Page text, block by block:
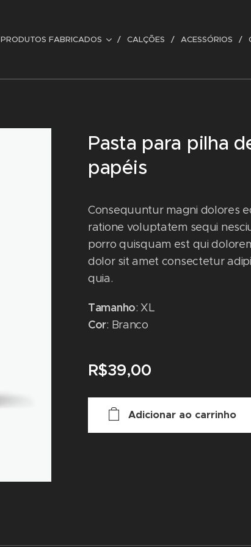
PRODUTOS FABRICADOS CALÇÕES ACESSÓRIOS
Pasta para pilha
papéis
Consequuntur magni dolores
ratione voluptatem sequi
porro quisquam est qui
dolor sit amet consectetur
quia.
Tamanho: XL
Cor: Branco
R$39,00
Adicionar ao carrinho